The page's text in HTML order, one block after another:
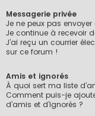
Messagerie privée
Je ne peux pas
Je continue à recevoir
J’ai reçu un courrier
sur ce forum !
Amis et ignorés
À quoi sert ma liste
Comment puis-je
d’amis et d’ignorés ?